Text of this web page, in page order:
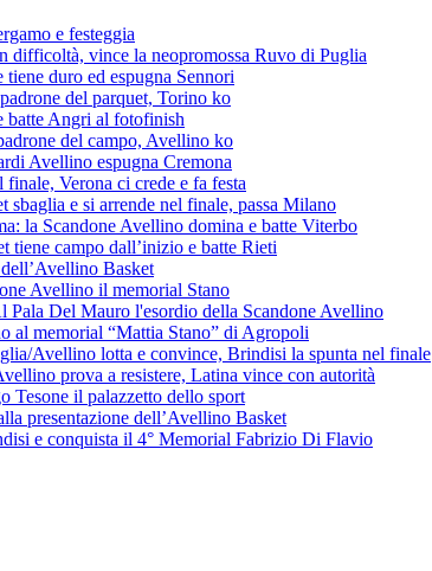
e festeggia
difficoltà, vince la neopromossa Ruvo di Puglia
tiene duro ed espugna Sennori
del parquet, Torino ko
batte Angri al fotofinish
del campo, Avellino ko
Avellino espugna Cremona
Verona ci crede e fa festa
e si arrende nel finale, passa Milano
la Scandone Avellino domina e batte Viterbo
tiene campo dall’inizio e batte Rieti
Basket
Avellino il memorial Stano
Pala Del Mauro l'esordio della Scandone Avellino
al memorial “Mattia Stano” di Agropoli
Avellino lotta e convince, Brindisi la spunta nel finale
prova a resistere, Latina vince con autorità
Tesone il palazzetto dello sport
presentazione dell’Avellino Basket
e conquista il 4° Memorial Fabrizio Di Flavio